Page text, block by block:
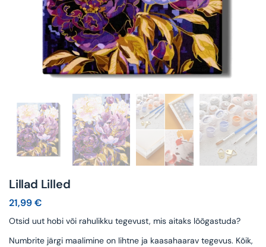
Lillad Lilled
21,99€
Otsid uut hobi või rahulikku tegevust, mis aitaks lõõgastuda?
Numbrite järgi maalimine on lihtne ja kaasahaarav tegevus. Kõik,